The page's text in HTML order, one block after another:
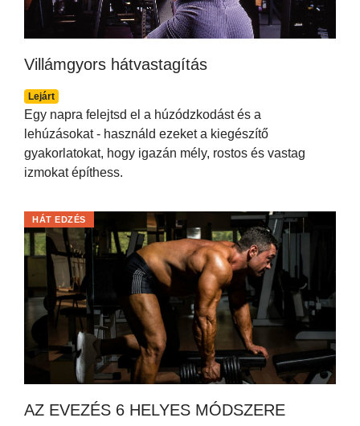
Villámgyors hátvastagítás
Lejárt
Egy napra felejtsd el a húzódzkodást és a
lehúzásokat - használd ezeket a kiegészítő
gyakorlatokat, hogy igazán mély, rostos és vastag
izmokat építhess.
AZ EVEZÉS 6 HELYES MÓDSZERE
HÁT EDZÉS